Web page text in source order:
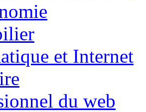
et Internet
du web